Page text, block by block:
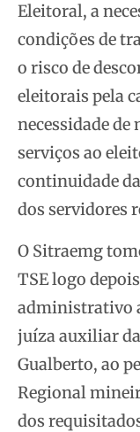
Eleitoral, a
condições de
o risco de
eleitorais pela
necessidade de
serviços ao
continuidade
dos servidores
O Sitraemg
TSE logo
administrativo
juíza auxiliar
Gualberto, ao
Regional
dos